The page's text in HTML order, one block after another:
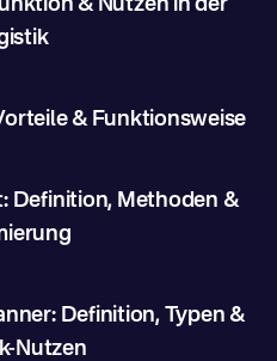
& Nutzen in der
& Funktionsweise
Definition, Methoden &
Definition, Typen &
Nutzen